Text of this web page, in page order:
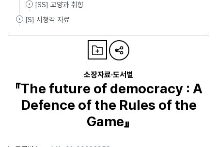
[SS] 교양과 취향
[S] 시청각 자료
소장자료·도서별
『The future of democracy : A
Defence of the Rules of the
Game』